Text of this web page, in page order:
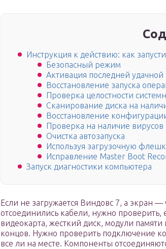
Инструкция к действию: как
Безопасный режим
Активация последней
Восстановление запуска
Проверка целостности
Сканирование диска на
Восстановление
Проверка на наличие вирусов
Очистка автозапуска
Используя загрузочную
Исправление Master Boot
Запуск диагностики компьютера
Если не загружается Виндовс 7, а экран
отсоединились кабели, нужно
видеокарта, жесткий диск, модули
концов. Нужно проверить подключение
все ли на месте. Компоненты